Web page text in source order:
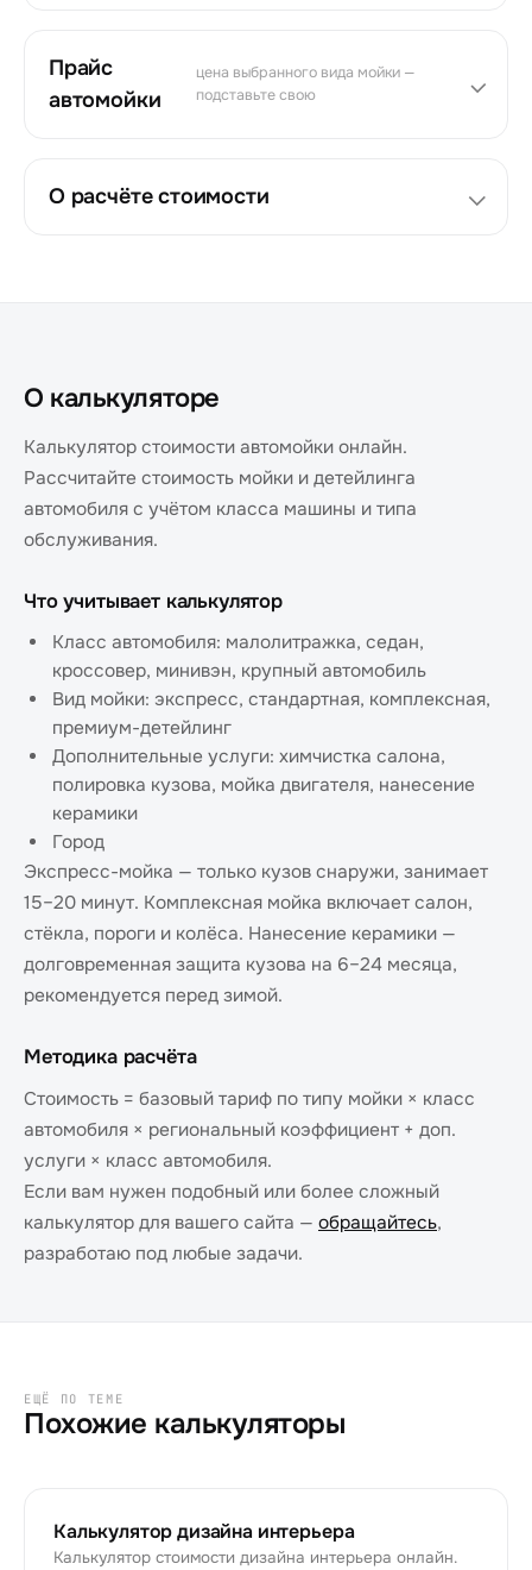
Прайс
автомойки
цена выбранного вида мойки —
подставьте свою
О расчёте стоимости
О калькуляторе
Калькулятор стоимости автомойки онлайн.
Рассчитайте стоимость мойки и детейлинга
автомобиля с учётом класса машины и типа
обслуживания.
Что учитывает калькулятор
Класс автомобиля: малолитражка, седан,
кроссовер, минивэн, крупный автомобиль
Вид мойки: экспресс, стандартная, комплексная,
премиум-детейлинг
Дополнительные услуги: химчистка салона,
полировка кузова, мойка двигателя, нанесение
керамики
Город
Экспресс-мойка — только кузов снаружи, занимает
15–20 минут. Комплексная мойка включает салон,
стёкла, пороги и колёса. Нанесение керамики —
долговременная защита кузова на 6–24 месяца,
рекомендуется перед зимой.
Методика расчёта
Стоимость = базовый тариф по типу мойки × класс
автомобиля × региональный коэффициент + доп.
услуги × класс автомобиля.
Если вам нужен подобный или более сложный
калькулятор для вашего сайта — обращайтесь,
разработаю под любые задачи.
ЕЩЁ ПО ТЕМЕ
Похожие калькуляторы
Калькулятор дизайна интерьера
Калькулятор стоимости дизайна интерьера онлайн.